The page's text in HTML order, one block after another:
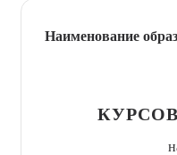
Наименование